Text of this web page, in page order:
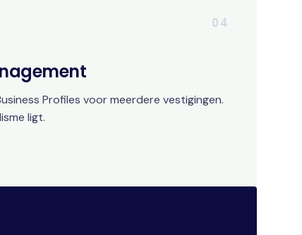
04
Profiles voor meerdere vestigingen.
ligt.